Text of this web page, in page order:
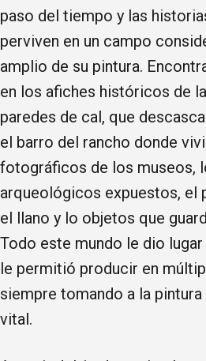
paso del tiempo y las
perviven en un campo
amplio de su pintura.
en los afiches históricos de
paredes de cal, que
el barro del rancho donde
fotográficos de los museos,
arqueológicos expuestos, el
el llano y lo objetos que
Todo este mundo le dio
le permitió producir en
siempre tomando a la
vital.